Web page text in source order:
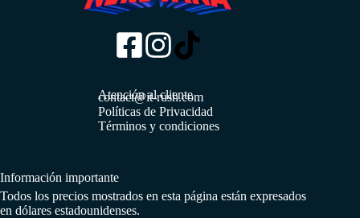
Atención al cliente
contact@it-rush.com
Políticas de Privacidad
Términos y condiciones
Información importante
Todos los precios mostrados en esta página están expresados
en dólares estadounidenses.